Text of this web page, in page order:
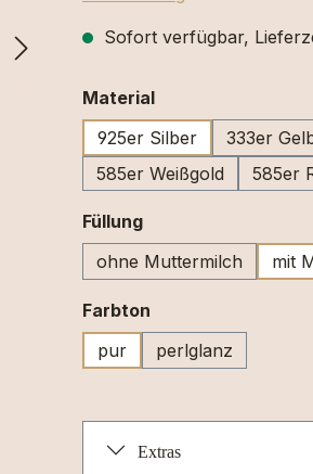
Sofort verfügbar,
Materialauswählen
925er Silber
333er
585er Weißgold
585er
Füllungauswählen
ohne Muttermilch
mit
Farbton
pur
perlglanz
Extras